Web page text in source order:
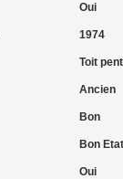
Oui
1974
Toit
Ancien
Bon
Bon Etat
Oui